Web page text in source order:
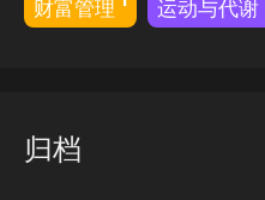
财富管理 运动与代谢
归档